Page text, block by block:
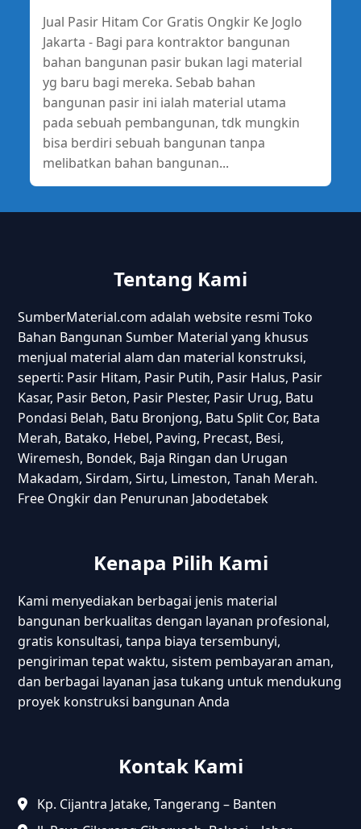
Jual Pasir Hitam Cor Gratis Ongkir Ke Joglo
Jakarta - Bagi para kontraktor bangunan
bahan bangunan pasir bukan lagi material
yg baru bagi mereka. Sebab bahan
bangunan pasir ini ialah material utama
pada sebuah pembangunan, tdk mungkin
bisa berdiri sebuah bangunan tanpa
melibatkan bahan bangunan...
Tentang Kami
SumberMaterial.com adalah website resmi Toko
Bahan Bangunan Sumber Material yang khusus
menjual material alam dan material konstruksi,
seperti: Pasir Hitam, Pasir Putih, Pasir Halus, Pasir
Kasar, Pasir Beton, Pasir Plester, Pasir Urug, Batu
Pondasi Belah, Batu Bronjong, Batu Split Cor, Bata
Merah, Batako, Hebel, Paving, Precast, Besi,
Wiremesh, Bondek, Baja Ringan dan Urugan
Makadam, Sirdam, Sirtu, Limeston, Tanah Merah.
Free Ongkir dan Penurunan Jabodetabek
Kenapa Pilih Kami
Kami menyediakan berbagai jenis material
bangunan berkualitas dengan layanan profesional,
gratis konsultasi, tanpa biaya tersembunyi,
pengiriman tepat waktu, sistem pembayaran aman,
dan berbagai layanan jasa tukang untuk mendukung
proyek konstruksi bangunan Anda
Kontak Kami
Kp. Cijantra Jatake, Tangerang – Banten